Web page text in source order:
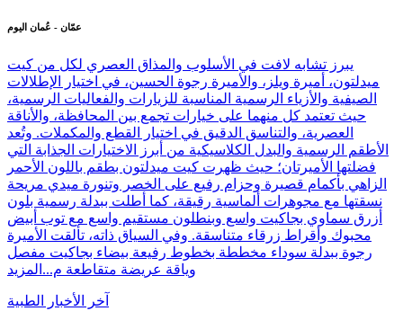
عمّان - عُمان اليوم
يبرز تشابه لافت في الأسلوب والمذاق العصري لكل من كيت
ميدلتون، أميرة ويلز، والأميرة رجوة الحسين، في اختيار الإطلالات
الصيفية والأزياء الرسمية المناسبة للزيارات والفعاليات الرسمية،
حيث تعتمد كل منهما على خيارات تجمع بين المحافظة، والأناقة
العصرية، والتناسق الدقيق في اختيار القطع والمكملات. وتُعد
الأطقم الرسمية والبدل الكلاسيكية من أبرز الاختيارات الجذابة التي
فضلتها الأميرتان؛ حيث ظهرت كيت ميدلتون بطقم باللون الأحمر
الزاهي بأكمام قصيرة وحزام رفيع على الخصر وتنورة ميدي مريحة
نسقتها مع مجوهرات ألماسية رقيقة، كما أطلت ببدلة رسمية بلون
أزرق سماوي بجاكيت واسع وبنطلون مستقيم واسع مع توب أبيض
محبوك وأقراط زرقاء متناسقة. وفي السياق ذاته، تألقت الأميرة
رجوة ببدلة سوداء مخططة بخطوط رفيعة بيضاء بجاكيت مفصل
وياقة عريضة متقاطعة م... المزيد
آخر الأخبار الطبية